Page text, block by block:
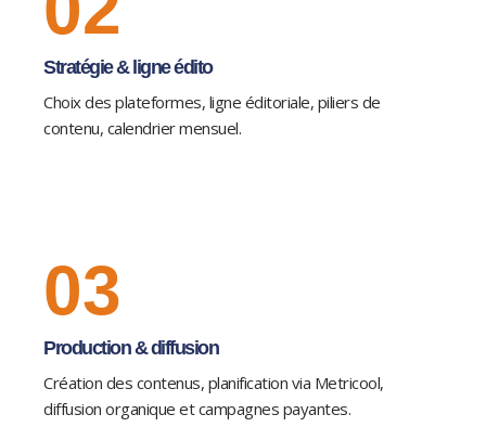
Stratégie & ligne édito
Choix des plateformes, ligne éditoriale, piliers de
contenu, calendrier mensuel.
03
Production & diffusion
Création des contenus, planification via Metricool,
diffusion organique et campagnes payantes.